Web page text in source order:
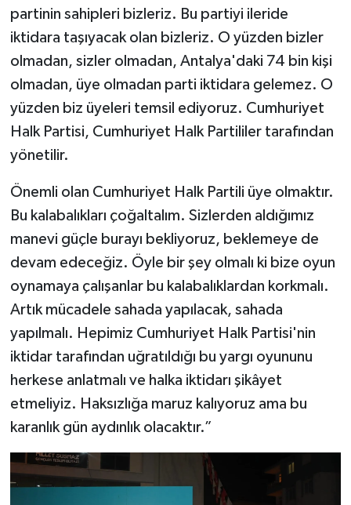
partinin sahipleri bizleriz. Bu partiyi ileride
iktidara taşıyacak olan bizleriz. O yüzden bizler
olmadan, sizler olmadan, Antalya'daki 74 bin kişi
olmadan, üye olmadan parti iktidara gelemez. O
yüzden biz üyeleri temsil ediyoruz. Cumhuriyet
Halk Partisi, Cumhuriyet Halk Partililer tarafından
yönetilir.
Önemli olan Cumhuriyet Halk Partili üye olmaktır.
Bu kalabalıkları çoğaltalım. Sizlerden aldığımız
manevi güçle burayı bekliyoruz, beklemeye de
devam edeceğiz. Öyle bir şey olmalı ki bize oyun
oynamaya çalışanlar bu kalabalıklardan korkmalı.
Artık mücadele sahada yapılacak, sahada
yapılmalı. Hepimiz Cumhuriyet Halk Partisi'nin
iktidar tarafından uğratıldığı bu yargı oyununu
herkese anlatmalı ve halka iktidarı şikâyet
etmeliyiz. Haksızlığa maruz kalıyoruz ama bu
karanlık gün aydınlık olacaktır.”